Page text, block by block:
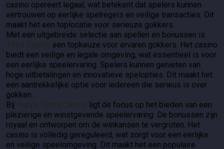
casino opereert legaal, wat betekent dat spelers kunnen
vertrouwen op eerlijke spelregels en veilige transacties. Dit
maakt het een toplocatie voor serieuze gokkers.
Met een uitgebreide selectie aan spellen en bonussen is
een topkeuze voor ervaren gokkers. Het casino
biedt een veilige en legale omgeving, wat essentieel is voor
een eerlijke speelervaring. Spelers kunnen genieten van
hoge uitbetalingen en innovatieve spelopties. Dit maakt het
een aantrekkelijke optie voor iedereen die serieus is over
gokken.
Bij
ligt de focus op het bieden van een
plezierige en winstgevende speelervaring. De bonussen zijn
royaal en ontworpen om de winkansen te vergroten. Het
casino is volledig gereguleerd, wat zorgt voor een eerlijke
en veilige speelomgeving. Dit maakt het een populaire